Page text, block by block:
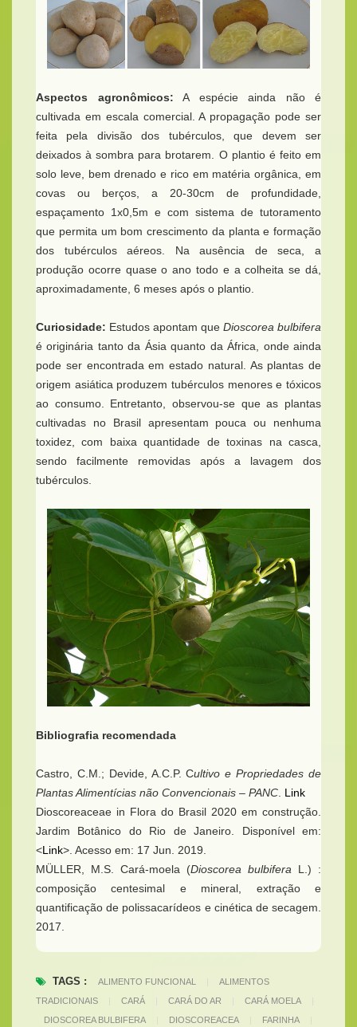
Aspectos agronômicos: A espécie ainda não é
cultivada em escala comercial. A propagação pode ser
feita pela divisão dos tubérculos, que devem ser
deixados à sombra para brotarem. O plantio é feito em
solo leve, bem drenado e rico em matéria orgânica, em
covas ou berços, a 20-30cm de profundidade,
espaçamento 1x0,5m e com sistema de tutoramento
que permita um bom crescimento da planta e formação
dos tubérculos aéreos. Na ausência de seca, a
produção ocorre quase o ano todo e a colheita se dá,
aproximadamente, 6 meses após o plantio.
Curiosidade: Estudos apontam que Dioscorea bulbifera
é originária tanto da Ásia quanto da África, onde ainda
pode ser encontrada em estado natural. As plantas de
origem asiática produzem tubérculos menores e tóxicos
ao consumo. Entretanto, observou-se que as plantas
cultivadas no Brasil apresentam pouca ou nenhuma
toxidez, com baixa quantidade de toxinas na casca,
sendo facilmente removidas após a lavagem dos
tubérculos.
Bibliografia recomendada
Castro, C.M.; Devide, A.C.P. Cultivo e Propriedades de
Plantas Alimentícias não Convencionais – PANC Link
Dioscoreaceae in Flora do Brasil 2020 em construção.
Jardim Botânico do Rio de Janeiro. Disponível em:
<Link>. Acesso em: 17 Jun. 2019.
MÜLLER, M.S. Cará-moela (Dioscorea bulbifera L.) :
composição centesimal e mineral, extração e
quantificação de polissacarídeos e cinética de secagem.
2017.
TAGS : ALIMENTO FUNCIONAL
ALIMENTOS
TRADICIONAIS
| CARÁ CARÁ DO AR CARÁ MOELA
DIOSCOREA BULBIFERA
DIOSCOREACEA FARINHA